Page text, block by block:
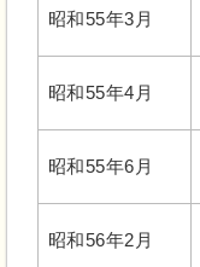
昭和55年3月
昭和55年4月
昭和55年6月
昭和56年2月